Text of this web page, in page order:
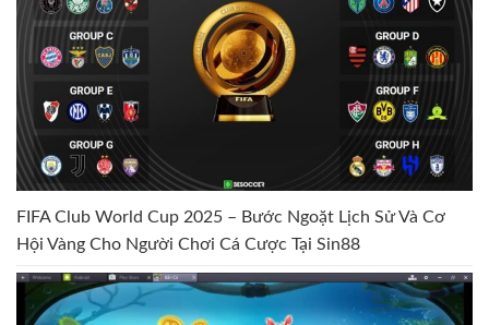
FIFA Club World Cup 2025 – Bước Ngoặt Lịch Sử Và Cơ
Hội Vàng Cho Người Chơi Cá Cược Tại Sin88